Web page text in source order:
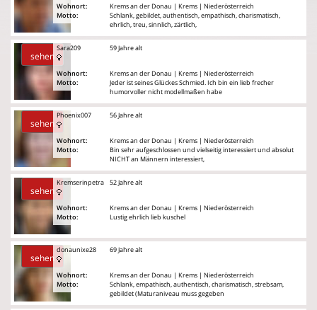
Wohnort:
Motto:
Krems an der Donau | Krems | Niederösterreich
Schlank, gebildet, authentisch, empathisch, charismatisch,
ehrlich, treu, sinnlich, zärtlich,
sehen
Sara209
Wohnort:
Motto:
59 Jahre alt
Krems an der Donau | Krems | Niederösterreich
Jeder ist seines Glückes Schmied. Ich bin ein lieb frecher
humorvoller nicht modellmaßen habe
sehen
Phoenix007
Wohnort:
Motto:
56 Jahre alt
Krems an der Donau | Krems | Niederösterreich
Bin sehr aufgeschlossen und vielseitig interessiert und absolut
NICHT an Männern interessiert,
sehen
Kremserinpetra
Wohnort:
Motto:
52 Jahre alt
Krems an der Donau | Krems | Niederösterreich
Lustig ehrlich lieb kuschel
sehen
donaunixe28
Wohnort:
Motto:
69 Jahre alt
Krems an der Donau | Krems | Niederösterreich
Schlank, empathisch, authentisch, charismatisch, strebsam,
gebildet (Maturaniveau muss gegeben